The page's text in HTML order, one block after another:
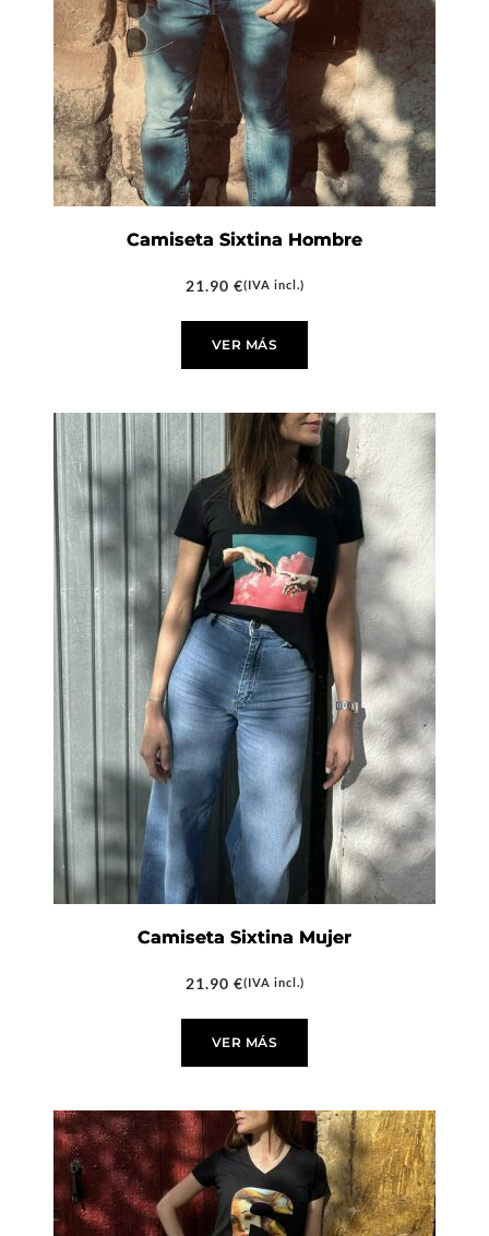
Camiseta Sixtina Hombre
21.90 €(IVA incl.)
VER MÁS
Camiseta Sixtina Mujer
21.90 €(IVA incl.)
VER MÁS